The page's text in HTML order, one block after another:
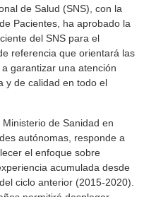
de Salud (SNS), con la
Pacientes, ha aprobado la
del SNS para el
referencia que orientará las
garantizar una atención
y de calidad en todo el
de Sanidad en
autónomas, responde a
el enfoque sobre
acumulada desde
ciclo anterior (2015-2020).